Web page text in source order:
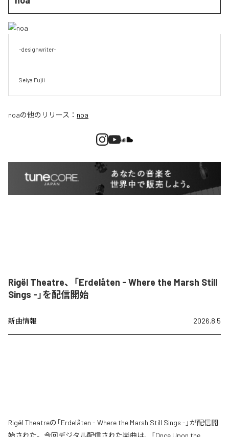
-designwriter-
Seiya Fujii
noaの他のリリース： noa
Rigël Theatre、「Erdelåten - Where the Marsh Still
Sings -」を配信開始
新曲情報 2026.8.5
Rigël Theatreの「Erdelåten - Where the Marsh Still Sings -」が配信開
始された。今回デジタル配信された楽曲は、「Once Upon the